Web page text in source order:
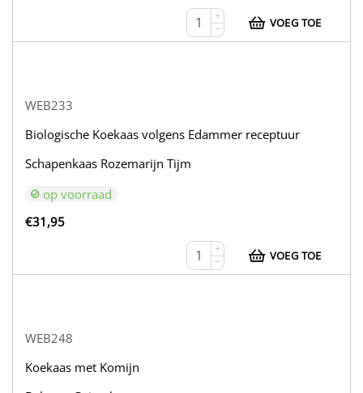
+
−
VOEG TOE
WEB233
Biologische Koekaas volgens Edammer receptuur
Schapenkaas Rozemarijn Tijm
op voorraad
€31,95
+
−
VOEG TOE
WEB248
Koekaas met Komijn